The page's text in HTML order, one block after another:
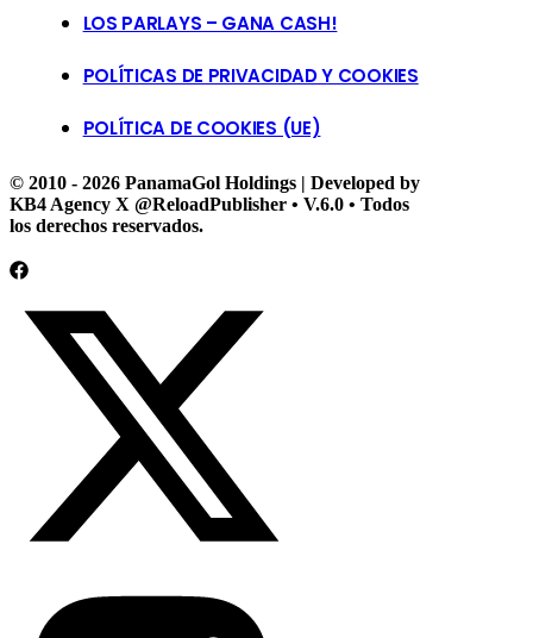
LOS PARLAYS – GANA CASH!
POLÍTICAS DE PRIVACIDAD Y COOKIES
POLÍTICA DE COOKIES (UE)
© 2010 - 2026 PanamaGol Holdings | Developed by
KB4 Agency X @ReloadPublisher • V.6.0 • Todos
los derechos reservados.